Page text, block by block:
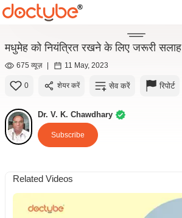
मधुमेह को नियंत्रित रखने के लिए जरूरी सलाह
675 व्यूज़ | 11 May, 2023
0 शेयर करें सेव करें रिपोर्ट
Dr. V. K. Chawdhary
Subscribe
Related Videos